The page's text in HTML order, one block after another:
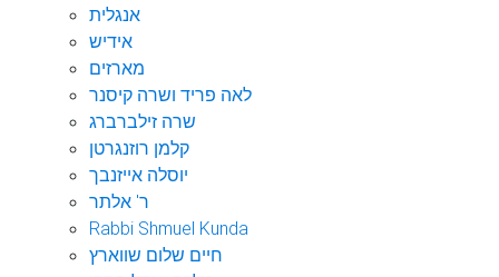
אנגלית
אידיש
מארזים
לאה פריד ושרה קיסנר
שרה זילברברג
קלמן רוזנגרטן
יוסלה אייזנבך
ר' אלתר
Rabbi Shmuel Kunda
חיים שלום שווארץ